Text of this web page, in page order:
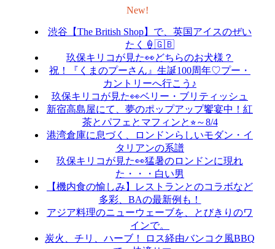
New!
渋谷【The British Shop】で、英国アイスのぜい
たく🍦🇬🇧
玖保キリコが見た👀どちらのお犬様？
祝！『くまのプーさん』生誕100周年♡プー・
カントリーへ行こう♪
玖保キリコが見た👀ベリー・ブリティッシュ
新宿高島屋にて、夢のポップアップ饗宴中！紅
茶とパフェとマフィンと⭐︎～8/4
港湾倉庫に息づく、ロンドンらしいモダン・イ
タリアンの系譜
玖保キリコが見た👀猛暑のロンドンに現れ
た・・・白い男
【機内食の愉しみ】レストランとのコラボなど
多彩、BAの最新例も！
アジア料理のニューウェーブを、とびきりのワ
インで。
炭火、チリ、ハーブ！ ロス経由バンコク風BBQ